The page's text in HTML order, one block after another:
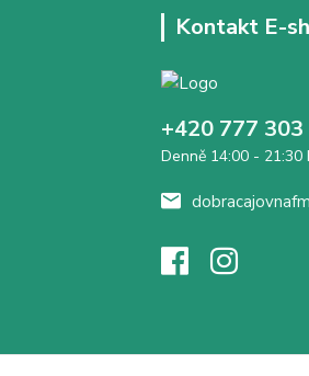
Kontakt E-
+420 777 303
Denně 14:00 - 21:30